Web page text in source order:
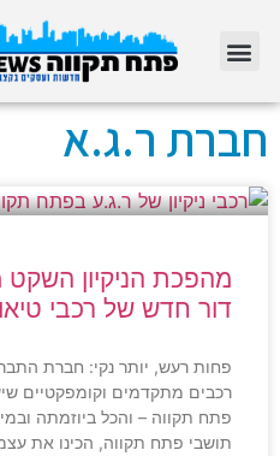
חברת ר.ג.א
מהפכת הניקיון
דור חדש של רכבי
פחות רעש, יותר נקי: חברת
רכבים מתקדמים וקומפקטיים
פתח תקווה – והכל ביוזמתה
תושבי פתח תקווה, הכינו את